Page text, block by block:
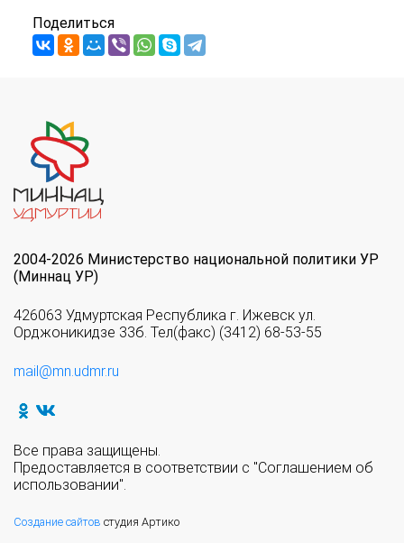
Поделиться
2004-2026 Министерство национальной политики УР
(Миннац УР)
426063 Удмуртская Республика г. Ижевск ул.
Орджоникидзе 33б. Тел(факс) (3412) 68-53-55
mail@mn.udmr.ru
Все права защищены.
Предоставляется в соответствии с "Соглашением об
использовании".
Создание сайтов студия Артико